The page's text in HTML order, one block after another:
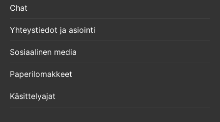
Chat
Yhteystiedot ja asiointi
Sosiaalinen media
Paperilomakkeet
Käsittelyajat